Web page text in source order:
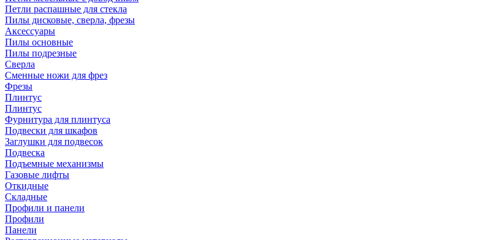
Петли распашные для стекла
Пилы дисковые, сверла, фрезы
Аксессуары
Пилы основные
Пилы подрезные
Сверла
Сменные ножи для фрез
Фрезы
Плинтус
Плинтус
Фурнитура для плинтуса
Подвески для шкафов
Заглушки для подвесок
Подвеска
Подъемные механизмы
Газовые лифты
Откидные
Складные
Профили и панели
Профили
Панели